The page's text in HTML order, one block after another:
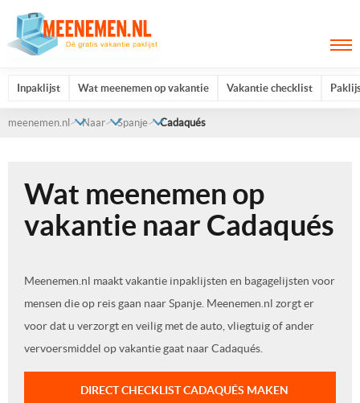
Inpaklijst Wat meenemen op vakantie Vakantie checklist
meenemen.nl Naar Spanje Cadaqués
Wat meenemen op
vakantie naar Cadaqués
Meenemen.nl maakt vakantie inpaklijsten en bagagelijsten voor
mensen die op reis gaan naar Spanje. Meenemen.nl zorgt er
voor dat u verzorgt en veilig met de auto, vliegtuig of ander
vervoersmiddel op vakantie gaat naar Cadaqués.
DIRECT CHECKLIST CADAQUÉS MAKEN